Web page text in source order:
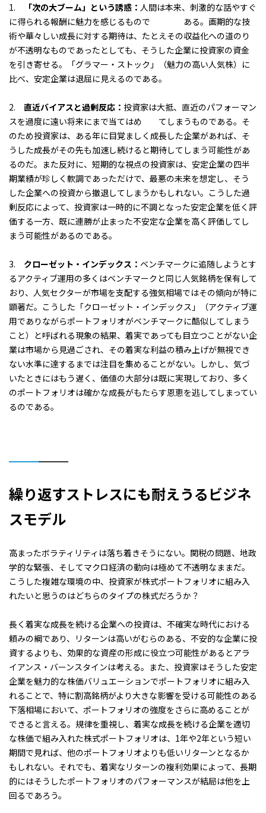
1. 「次の大ブーム」という誘惑： 人間は本来、刺激的な話やすぐ
に得られる報酬に魅力を感じるもので ある。画期的な技
術や華々しい成長に対する期待は、たとえその収益化への道のり
が不透明なものであったとしても、そうした企業に投資家の資金
を引き寄せる。「グラマー・ストック」（魅力の高い人気株）に
比べ、安定企業は退屈に見えるのである。
2. 直近バイアスと過剰反応： 投資家は大抵、直近のパフォーマン
スを過度に遠い将来にまで当てはめ てしまうものである。そ
のため投資家は、ある年に目覚ましく成長した企業があれば、そ
うした成長がその先も加速し続けると期待してしまう可能性があ
るのだ。また反対に、短期的な視点の投資家は、安定企業の四半
期業績が珍しく軟調であっただけで、最悪の未来を想定し、そう
した企業への投資から撤退してしまうかもしれない。こうした過
剰反応によって、投資家は一時的に不調となった安定企業を低く評
価する一方、既に連勝が止まった不安定な企業を高く評価してし
まう可能性があるのである。
3. クローゼット・インデックス： ベンチマークに追随しようとす
るアクティブ運用の多くはベンチマークと同じ人気銘柄を保有して
おり、人気セクターが市場を支配する強気相場ではその傾向が特に
顕著だ。こうした「クローゼット・インデックス」（アクティブ運
用でありながらポートフォリオがベンチマークに酷似してしまう
こと）と呼ばれる現象の結果、着実であっても目立つことがない企
業は市場から見過ごされ、その着実な利益の積み上げが無視でき
ない水準に達するまでは注目を集めることがない。しかし、気づ
いたときにはもう遅く、価値の大部分は既に実現しており、多く
のポートフォリオは確かな成長がもたらす恩恵を逃してしまってい
るのである。
繰り返すストレスにも耐えうるビジネ
スモデル
高まったボラティリティは落ち着きそうにない。関税の問題、地政
学的な緊張、そしてマクロ経済の動向は極めて不透明なままだ。
こうした複雑な環境の中、投資家が株式ポートフォリオに組み入
れたいと思うのはどちらのタイプの株式だろうか？
長く着実な成長を続ける企業への投資は、不確実な時代における
頼みの綱であり、リターンは高いがむらのある、不安的な企業に投
資するよりも、効果的な資産の形成に役立つ可能性があるとアラ
イアンス・バーンスタインは考える。また、投資家はそうした安定
企業を魅力的な株価バリュエーションでポートフォリオに組み入
れることで、特に割高銘柄がより大きな影響を受ける可能性のある
下落相場において、ポートフォリオの強度をさらに高めることが
できると言える。規律を重視し、着実な成長を続ける企業を適切
な株価で組み入れた株式ポートフォリオは、1年や2年という短い
期間で見れば、他のポートフォリオよりも低いリターンとなるか
もしれない。それでも、着実なリターンの複利効果によって、長期
的にはそうしたポートフォリオのパフォーマンスが結局は他を上
回るであろう。